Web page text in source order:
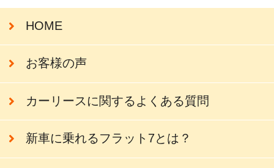
HOME
お客様の声
カーリースに関するよくある質問
新車に乗れるフラット7とは？